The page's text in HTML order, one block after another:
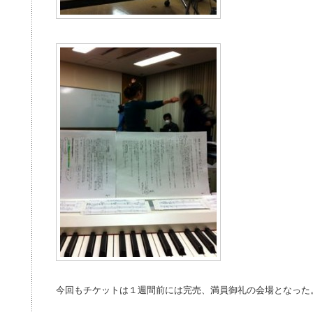
今回もチケットは１週間前には完売、満員御礼の会場となった